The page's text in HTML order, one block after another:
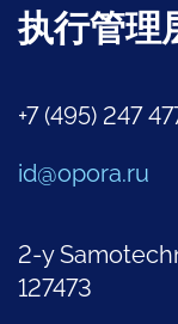
执行管理
+7 (495) 247
id@opora.ru
2-y
127473